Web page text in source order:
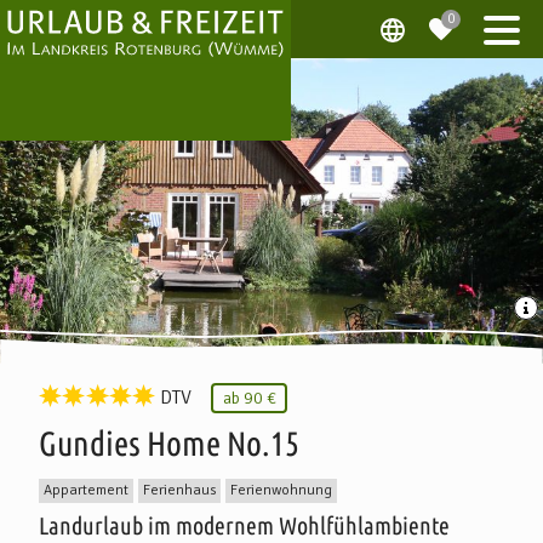
DTV ab 90 €
Gundies Home No.15
Appartement Ferienhaus Ferienwohnung
Landurlaub im modernem Wohlfühlambiente